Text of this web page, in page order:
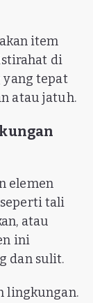
item
di
yang tepat
atau jatuh.
elemen
tali
atau
ini
dan sulit.
lingkungan.